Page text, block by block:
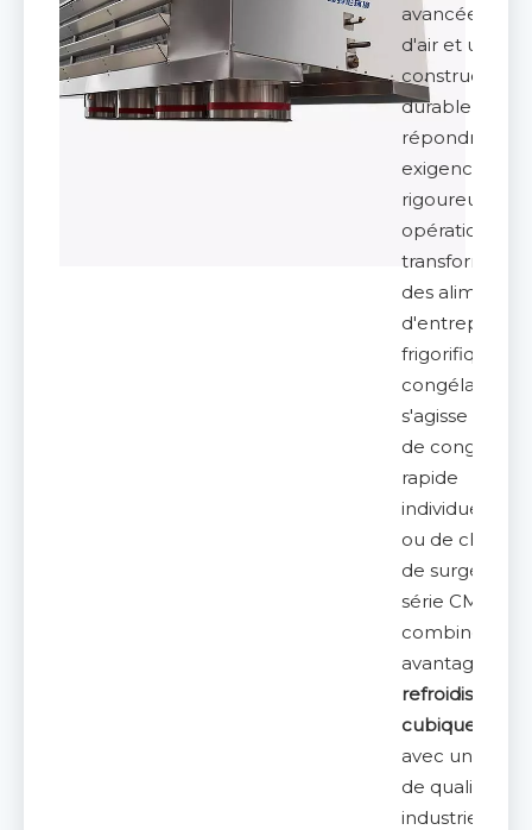
avancée de
d'air et une
construction
durable pour
répondre aux
exigences
rigoureuses
opérations de
des aliments,
frigorifique et
congélation.
s'agisse de
de
rapide
individuelle
ou de
de
série CMD
combine les
avantages
refroidisseur
cubique ECO
avec une
de qualité
industrielle, ce